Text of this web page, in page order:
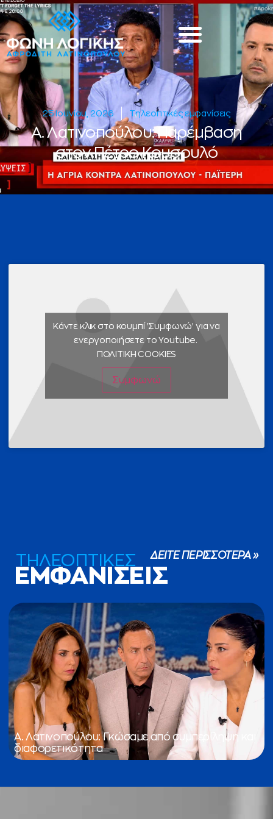
25 Ιουνίου, 2026 Τηλεοπτικές εμφανίσεις
Α. Λατινοπούλου: Παρέμβαση
στον Πέτρο Κουσουλό
Κάντε κλικ στο κουμπί 'Συμφωνώ' για να
ενεργοποιήσετε το Youtube.
ΠΟΛΙΤΙΚΗ COOKIES
Συμφωνώ
ΤΗΛΕΟΠΤΙΚΕΣ
ΕΜΦΑΝΙΣΕΙΣ
ΔΕΙΤΕ ΠΕΡΙΣΣΟΤΕΡΑ »
Α. Λατινοπούλου: Γκώσαμε από συμπερίληψη και
διαφορετικότητα